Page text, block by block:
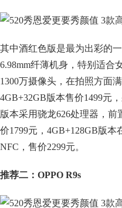
其中酒红色版是最为出彩的
6.98mm纤薄机身，特别适合
1300万摄像头，在拍照方面
4GB+32GB版本售价1499元
版本采用骁龙626处理器，前
价1799元，4GB+128GB版
NFC，售价2299元。
推荐二：OPPO R9s